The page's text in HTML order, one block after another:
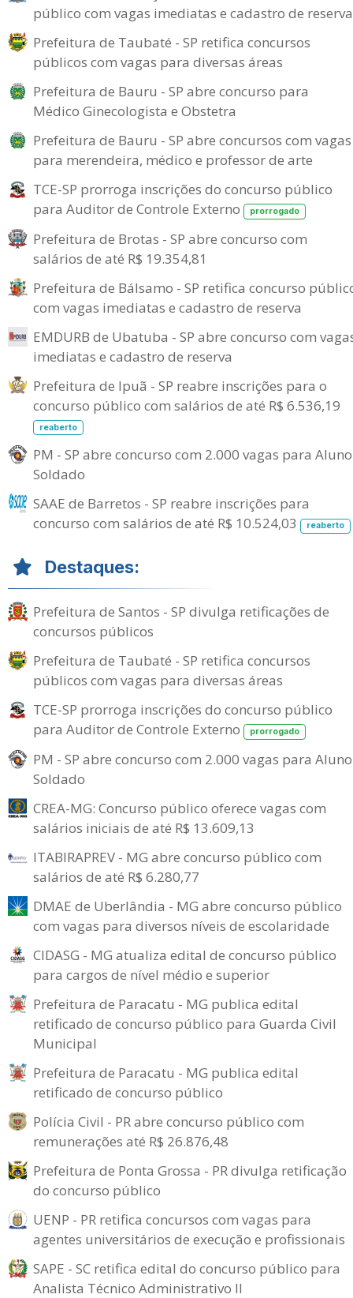
público com vagas imediatas e cadastro de reserva
Prefeitura de Taubaté - SP retifica concursos
públicos com vagas para diversas áreas
Prefeitura de Bauru - SP abre concurso para
Médico Ginecologista e Obstetra
Prefeitura de Bauru - SP abre concursos com vagas
para merendeira, médico e professor de arte
TCE-SP prorroga inscrições do concurso público
para Auditor de Controle Externo
prorrogado
Prefeitura de Brotas - SP abre concurso com
salários de até R$ 19.354,81
Prefeitura de Bálsamo - SP retifica concurso
com vagas imediatas e cadastro de reserva
EMDURB de Ubatuba - SP abre concurso com
imediatas e cadastro de reserva
Prefeitura de Ipuã - SP reabre inscrições para o
concurso público com salários de até R$ 6.536,19
reaberto
PM - SP abre concurso com 2.000 vagas para
Soldado
SAAE de Barretos - SP reabre inscrições para
concurso com salários de até R$ 10.524,03
reaberto
Destaques:
Prefeitura de Santos - SP divulga retificações de
concursos públicos
Prefeitura de Taubaté - SP retifica concursos
públicos com vagas para diversas áreas
TCE-SP prorroga inscrições do concurso público
para Auditor de Controle Externo
prorrogado
PM - SP abre concurso com 2.000 vagas para
Soldado
CREA-MG: Concurso público oferece vagas com
salários iniciais de até R$ 13.609,13
ITABIRAPREV - MG abre concurso público com
salários de até R$ 6.280,77
DMAE de Uberlândia - MG abre concurso público
com vagas para diversos níveis de escolaridade
CIDASG - MG atualiza edital de concurso público
para cargos de nível médio e superior
Prefeitura de Paracatu - MG publica edital
retificado de concurso público para Guarda Civil
Municipal
Prefeitura de Paracatu - MG publica edital
retificado de concurso público
Polícia Civil - PR abre concurso público com
remunerações até R$ 26.876,48
Prefeitura de Ponta Grossa - PR divulga retificação
do concurso público
UENP - PR retifica concursos com vagas para
agentes universitários de execução e profissionais
SAPE - SC retifica edital do concurso público para
Analista Técnico Administrativo II